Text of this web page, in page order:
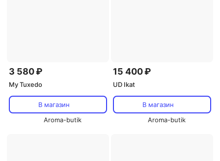
3 580 ₽
My Tuxedo
В магазин
Aroma-butik
15 400 ₽
UD Ikat
В магазин
Aroma-butik